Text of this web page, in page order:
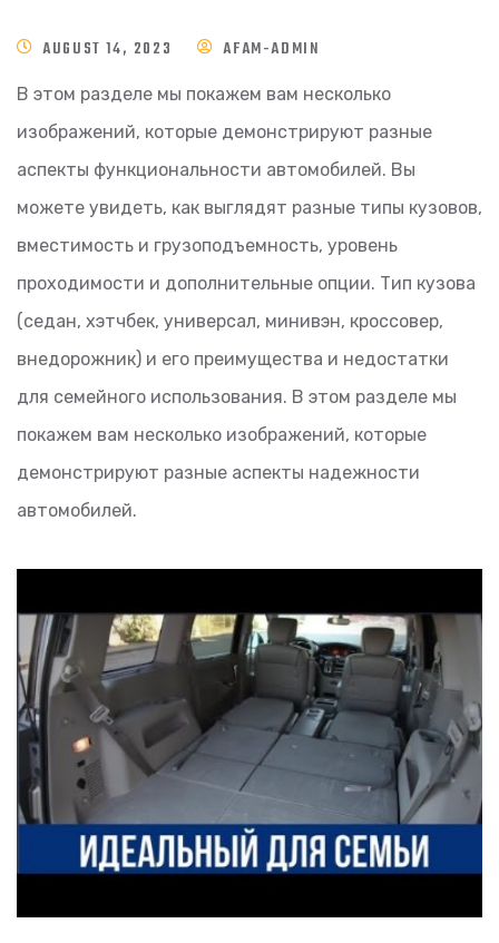
AUGUST 14, 2023 AFAM-ADMIN
В этом разделе мы покажем вам несколько
изображений, которые демонстрируют разные
аспекты функциональности автомобилей. Вы
можете увидеть, как выглядят разные типы кузовов,
вместимость и грузоподъемность, уровень
проходимости и дополнительные опции. Тип кузова
(седан, хэтчбек, универсал, минивэн, кроссовер,
внедорожник) и его преимущества и недостатки
для семейного использования. В этом разделе мы
покажем вам несколько изображений, которые
демонстрируют разные аспекты надежности
автомобилей.